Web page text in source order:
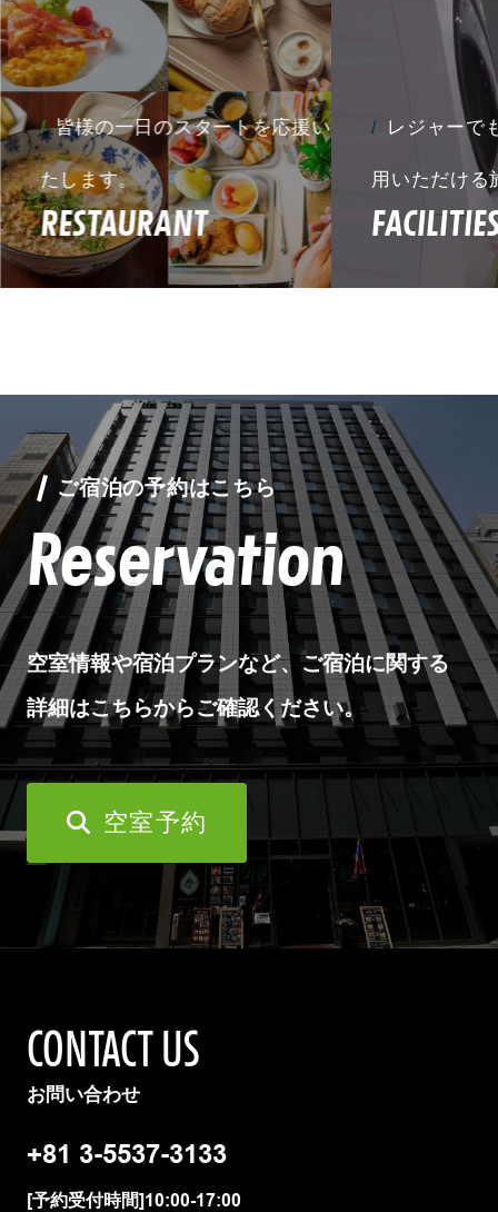
皆様の一日のスタートを応援い
たします。
RESTAURANT
レジャーでも
用いただける施
FACILITIES
ご宿泊の予約はこちら
Reservation
空室情報や宿泊プランなど、ご宿泊に関する
詳細はこちらからご確認ください。
空室予約
CONTACT US
お問い合わせ
+81 3-5537-3133
[予約受付時間]10:00-17:00